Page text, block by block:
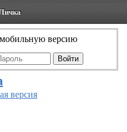
версию
версия